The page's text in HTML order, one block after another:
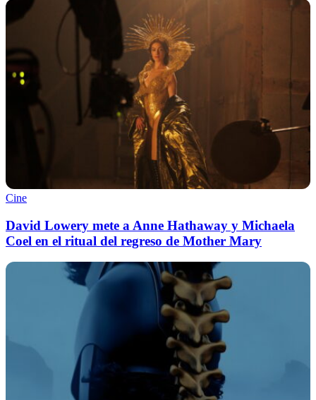
Cine
David Lowery mete a Anne Hathaway y Michaela
Coel en el ritual del regreso de Mother Mary